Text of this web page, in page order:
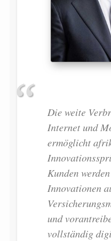
Die weite
Internet und
ermöglicht
Kunden
Innovationen
und
vollständig